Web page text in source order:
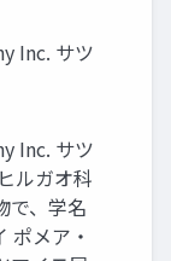
Inc. サツ
Inc. サツ
ルガオ科
で、学名
ポメア・